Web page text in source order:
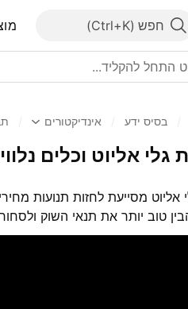
חפש
בסיס ידע אינדיקטורים
גלי אליוט וכלים
אליוט מסייעת לחזות תנועות
טוב יותר את תנאי השוק